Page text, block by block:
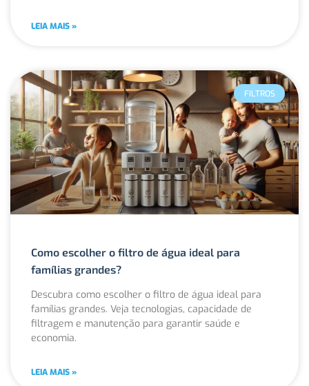
LEIA MAIS »
FILTROS
Como escolher o filtro de água ideal para
famílias grandes?
Descubra como escolher o filtro de água ideal para
famílias grandes. Veja tecnologias, capacidade de
filtragem e manutenção para garantir saúde e
economia.
LEIA MAIS »